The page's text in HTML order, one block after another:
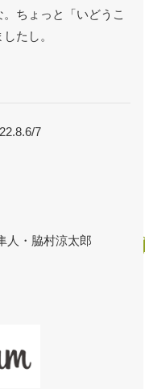
ちょっと「いどうこ
たし。
7
人・脇村涼太郎